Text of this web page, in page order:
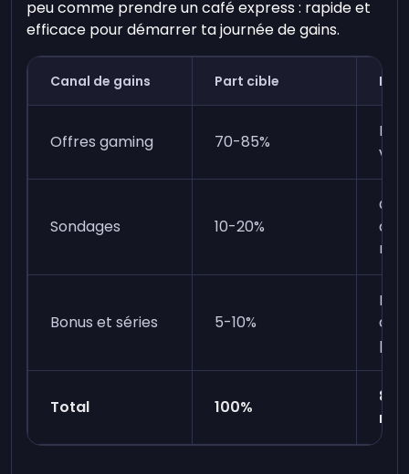
peu comme prendre un café express : rapide et
efficace pour démarrer ta journée de gains.
Canal de gains Part cible
Offres gaming 70-85%
Sondages 10-20%
Bonus et séries 5-10%
de
Total 100%